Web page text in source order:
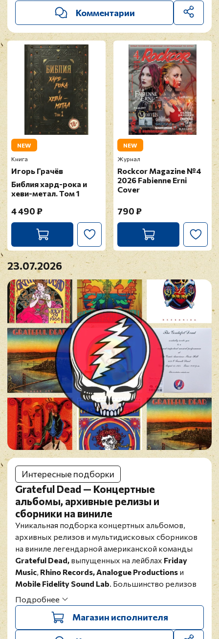
1986 годы.АвторВалерий Кучеренко.
Свежий номер журналаRockcor
двусторонний плакат певицыFabienne Erniи
группы
Mortiis
Комментарии
NEW
Книга
Игорь Грачёв
Библия хард-рока и
хеви-метал. Том 1
4 490 ₽
NEW
Журнал
Rockcor Magazine №4
2026 Fabienne Erni
Cover
790 ₽
23.07.2026
Интересные подборки
Grateful Dead — Концертные
альбомы, архивные релизы и
сборники на виниле
Уникальная подборка концертных альбомов,
архивных релизов и мультидисковых сборников
на виниле легендарной американской команды
Grateful Dead, выпущенных на лейблах Friday
Music, Rhino Records, Analogue Productions и
Mobile Fidelity Sound Lab . Большинство релизов
давно сняты с производства!
Подробнее
Магазин исполнителя